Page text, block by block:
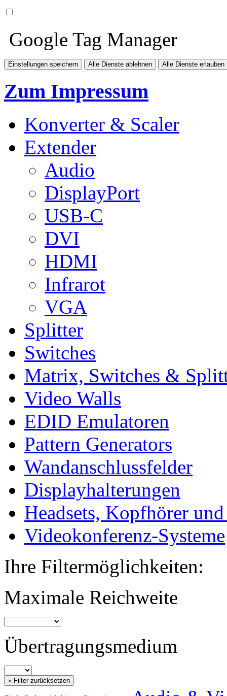
Google Tag Manager
Einstellungen speichern Alle Dienste ablehnen Alle Dienste erlauben
Zum Impressum
Konverter & Scaler
Extender
Audio
DisplayPort
USB-C
DVI
HDMI
Infrarot
VGA
Splitter
Switches
Matrix, Switches &
Video Walls
EDID Emulatoren
Pattern Generators
Wandanschlussfelder
Displayhalterungen
Headsets, Kopfhörer
Videokonferenz-Systeme
Ihre Filtermöglichkeiten:
Maximale Reichweite
Übertragungsmedium